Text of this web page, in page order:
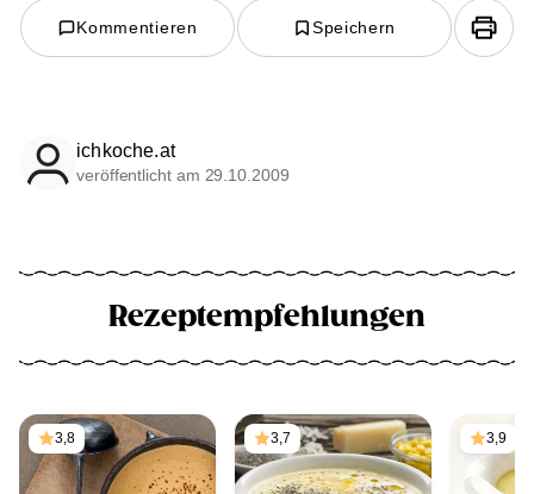
Kommentieren Speichern
ichkoche.at
veröffentlicht am 29.10.2009
Rezeptempfehlungen
3,8 3,7 3,9